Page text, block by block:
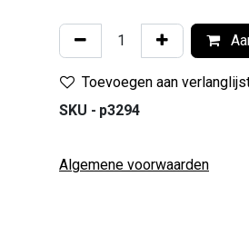
Toevoegen aan
SKU - p3294
Algemene voorwaarden